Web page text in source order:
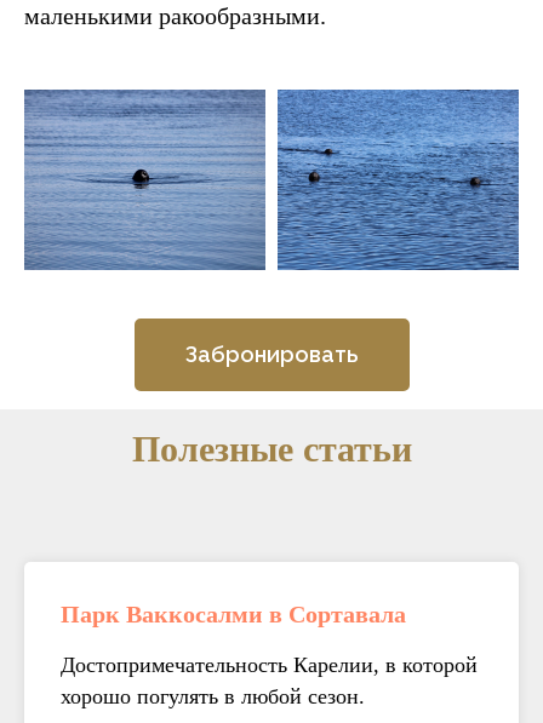
маленькими ракообразными.
Забронировать
Полезные статьи
Парк Ваккосалми в Сортавала
Достопримечательность Карелии, в которой
хорошо погулять в любой сезон.